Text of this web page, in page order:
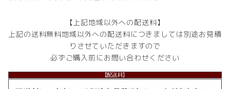
【上記地域以外への配送料】
上記の送料無料地域以外への配送料につきましては別途お見積
りさせていただきますので
必ずご購入前にお問い合わせください